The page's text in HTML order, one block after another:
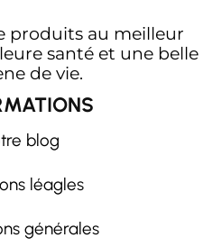
produits au meilleur
santé et une belle
de vie.
blog
léagles
générales